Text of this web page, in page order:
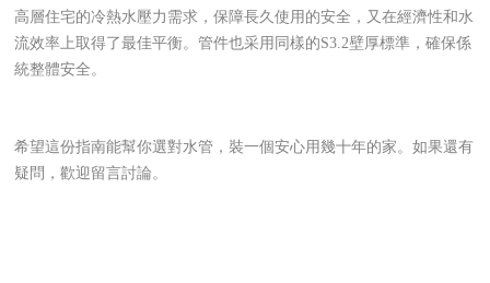
高層住宅的冷熱水壓力需求，保障長久使用的安全，又在經濟性和水
流效率上取得了最佳平衡。管件也采用同樣的S3.2壁厚標準，確保係
統整體安全。
希望這份指南能幫你選對水管，裝一個安心用幾十年的家。如果還有
疑問，歡迎留言討論。